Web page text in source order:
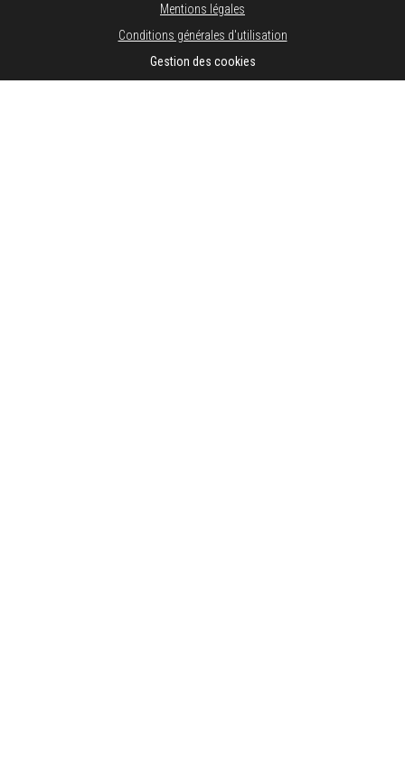
Mentions légales
Conditions générales d'utilisation
Gestion des cookies